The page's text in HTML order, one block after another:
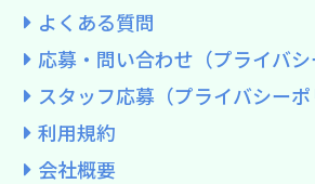
よくある質問
応募・問い合わせ（プライバシ
スタッフ応募（プライバシーポ
利用規約
会社概要